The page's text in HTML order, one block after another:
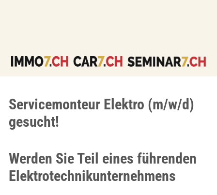
Servicemonteur Elektro (m/w/d)
gesucht!
Werden Sie Teil eines führenden
Elektrotechnikunternehmens